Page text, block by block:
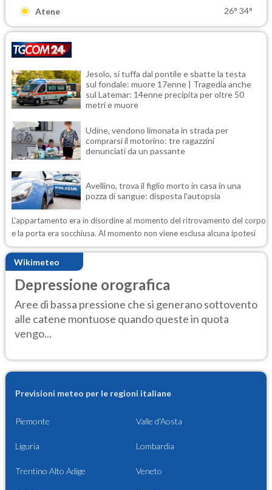
Atene 26° 34°
Jesolo, si tuffa dal pontile e sbatte la testa
sul fondale: muore 17enne | Tragedia anche
sul Latemar: 14enne precipita per oltre 50
metri e muore
Udine, vendono limonata in strada per
comprarsi il motorino: tre ragazzini
denunciati da un passante
Avellino, trova il figlio morto in casa in una
pozza di sangue: disposta l'autopsia
L'appartamento era in disordine al momento del ritrovamento del corpo
e la porta era socchiusa. Al momento non viene esclusa alcuna ipotesi
Wikimeteo
Depressione orografica
Aree di bassa pressione che si generano sottovento
alle catene montuose quando queste in quota
vengo...
Previsioni meteo per le regioni italiane
Piemonte Valle d'Aosta
Liguria Lombardia
Trentino Alto Adige Veneto